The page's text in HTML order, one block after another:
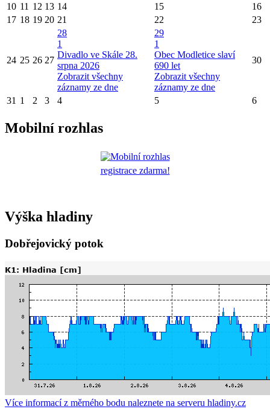
10 11 12 13 14 15
16
17 18 19 20 21 22 23
24 25 26 27
28
1
Divadlo ve Skále 28.
srpna 2026
Zobrazit všechny
záznamy ze dne
29
1
Obec Modletice slaví
690 let
Zobrazit všechny
záznamy ze dne
30
31 1 2 3 4 5 6
Mobilní rozhlas
registrace zdarma!
Výška hladiny
Dobřejovický potok
Více informací z měrného bodu naleznete na serveru hladiny.cz